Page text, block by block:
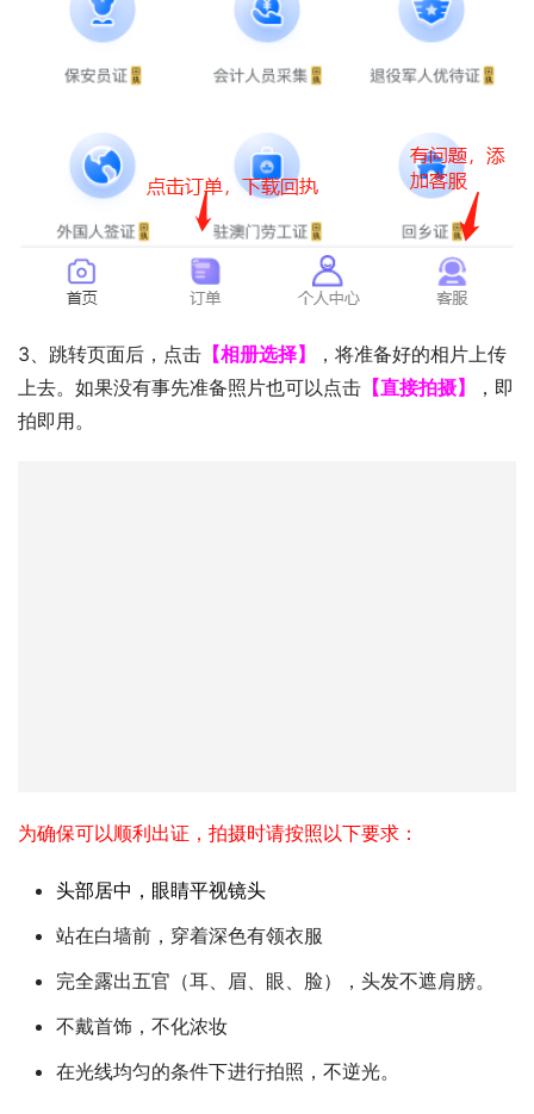
3、跳转页面后，点击 【相册选择】
，将准备好的相片上传
上去。如果没有事先准备照片也可以点击 【直接拍摄】
，即
拍即用。
为确保可以顺利出证，拍摄时请按照以下要求：
头部居中，眼睛平视镜头
站在白墙前，穿着深色有领衣服
完全露出五官（耳、眉、眼、脸），头发不遮肩膀。
不戴首饰，不化浓妆
在光线均匀的条件下进行拍照，不逆光。